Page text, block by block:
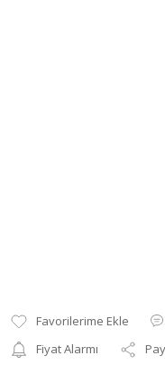
Fiyat Alarmı